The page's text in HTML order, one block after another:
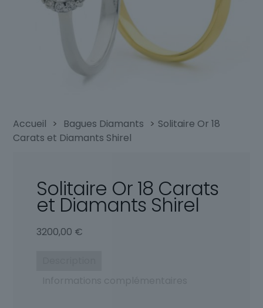
Accueil > Bagues Diamants > Solitaire Or 18
Carats et Diamants Shirel
Solitaire Or 18 Carats
et Diamants Shirel
3200,00 €